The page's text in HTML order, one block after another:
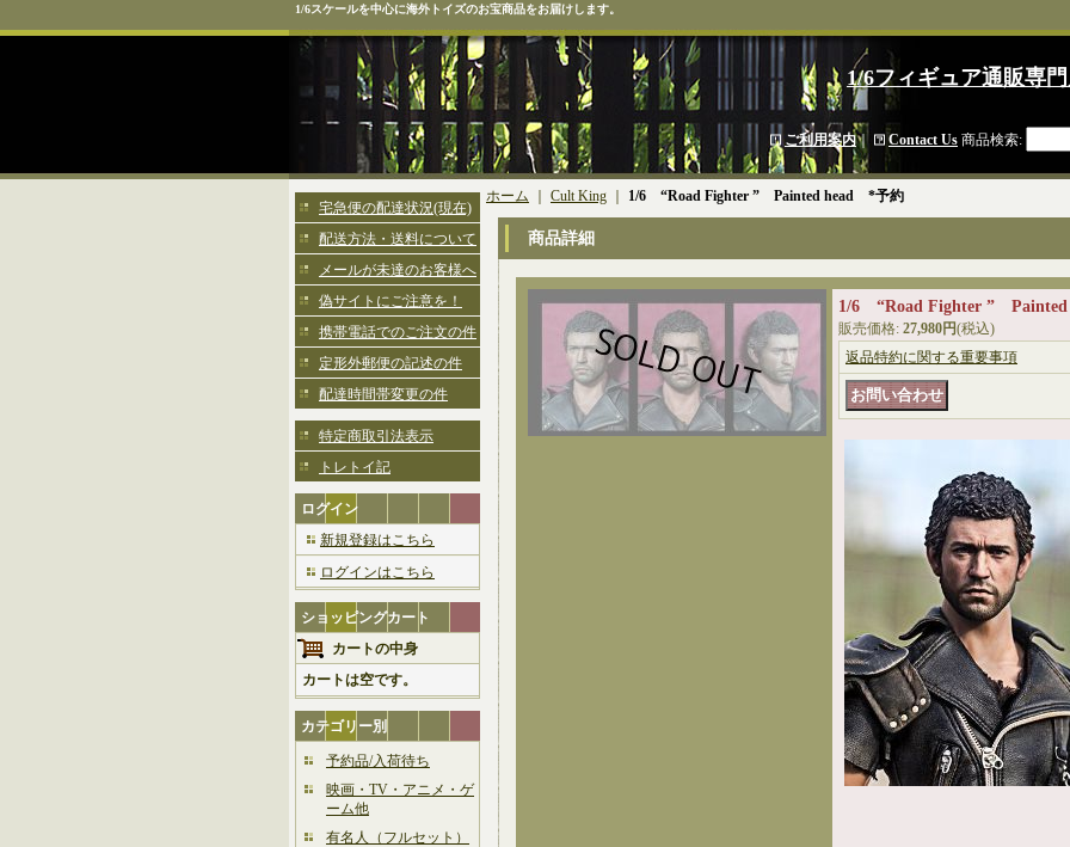
1/6スケールを中心に海外トイズのお宝商品をお届けします。
1/6フィギュア通販専
ご利用案内｜ Contact Us 商品検索:
宅急便の配達状況(現在)
配送方法・送料について
メールが未達のお客様へ
偽サイトにご注意を！
携帯電話でのご注文の件
定形外郵便の記述の件
配達時間帯変更の件
特定商取引法表示
トレトイ記
ログイン
新規登録はこちら
ログインはこちら
ショッピングカート
カートの中身
カートは空です。
カテゴリー別
予約品/入荷待ち
映画・TV・アニメ・ゲ
ーム他
有名人（フルセット）
ホーム Cult King 1/6 “Road Fighter ” Painted head *予約
商品詳細
1/6 “Road Fighter ”
販売価格: 27,980円(税込)
返品特約に関する重要事項